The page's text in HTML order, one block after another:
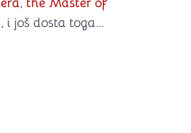
i još dosta toga...